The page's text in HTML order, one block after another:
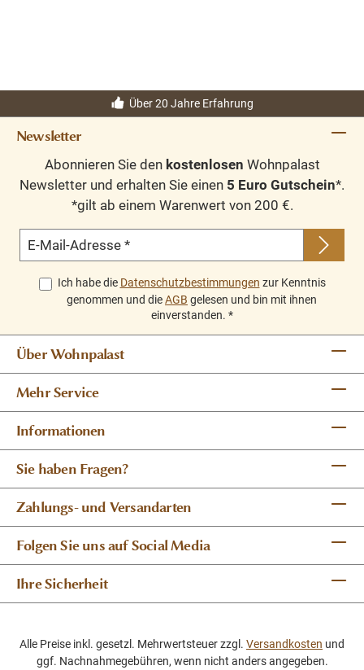
Über 20 Jahre Erfahrung
Newsletter
Abonnieren Sie den kostenlosen Wohnpalast
Newsletter und erhalten Sie einen 5 Euro Gutschein*.
*gilt ab einem Warenwert von 200 €.
E-Mail-Adresse *
Ich habe die Datenschutzbestimmungen zur Kenntnis
genommen und dieAGB gelesen und bin mit ihnen
einverstanden. *
Über Wohnpalast
Mehr Service
Informationen
Sie haben Fragen?
Zahlungs- und Versandarten
Folgen Sie uns auf Social Media
Ihre Sicherheit
Alle Preise inkl. gesetzl. Mehrwertsteuer zzgl. Versandkosten und
ggf. Nachnahmegebühren, wenn nicht anders angegeben.